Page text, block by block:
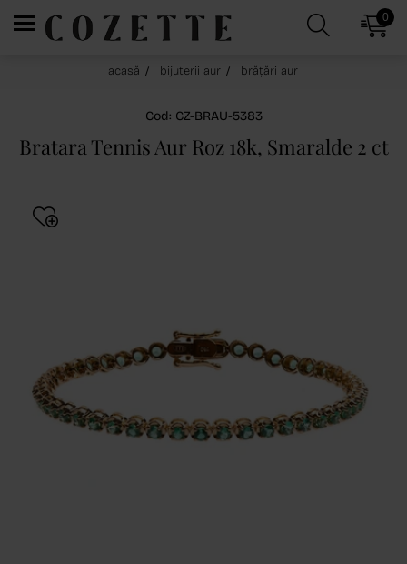
0
acasă bijuterii aur brățări aur
Cod: CZ-BRAU-5383
Bratara Tennis Aur Roz 18k, Smaralde 2 ct